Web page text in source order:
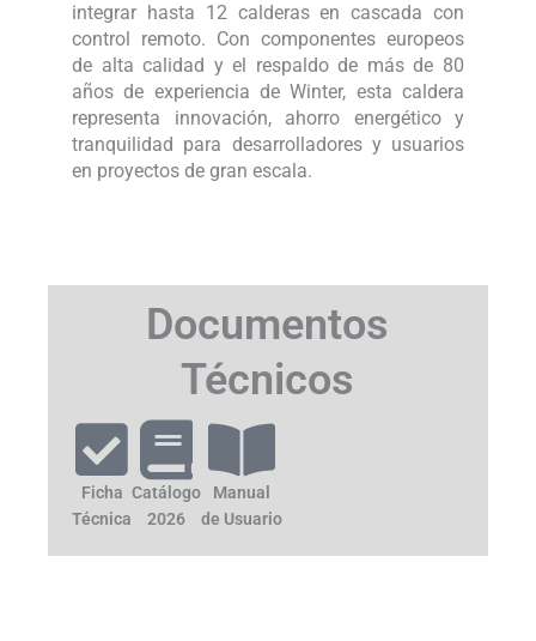
integrar hasta 12 calderas en cascada con
control remoto. Con componentes europeos
de alta calidad y el respaldo de más de 80
años de experiencia de Winter, esta caldera
representa innovación, ahorro energético y
tranquilidad para desarrolladores y usuarios
en proyectos de gran escala.
Documentos
Técnicos
Ficha
Técnica
Catálogo
2026
Manual
de Usuario